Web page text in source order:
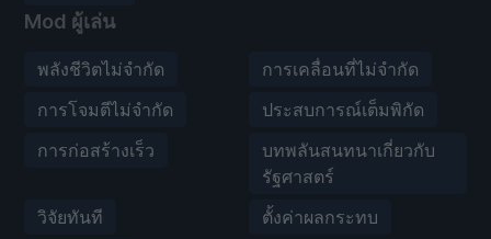
Mod ผู้เล่น
พลังชีวิตไม่จำกัด
การเคลื่อนที่ไม่จำกัด
การโจมตีไม่จำกัด
ประสบการณ์เต็มพิกัด
การก่อสร้างเร็ว
บทพลันสนทนาเกี่ยวกับ
รัฐศาสตร์
วิจัยทันที
ตั้งค่าผลกระทบ